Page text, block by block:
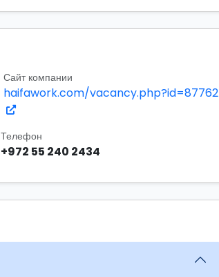
Сайт компании
haifawork.com/vacancy.php?id=87762
Телефон
+972 55 240 2434